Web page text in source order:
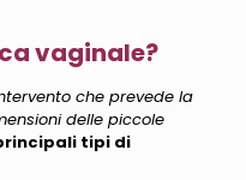
vaginale?
che prevede la
delle piccole
tipi di